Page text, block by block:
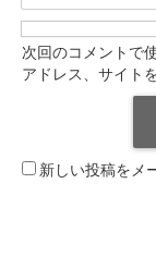
次回のコメントで
アドレス、サイト
新しい投稿をメ